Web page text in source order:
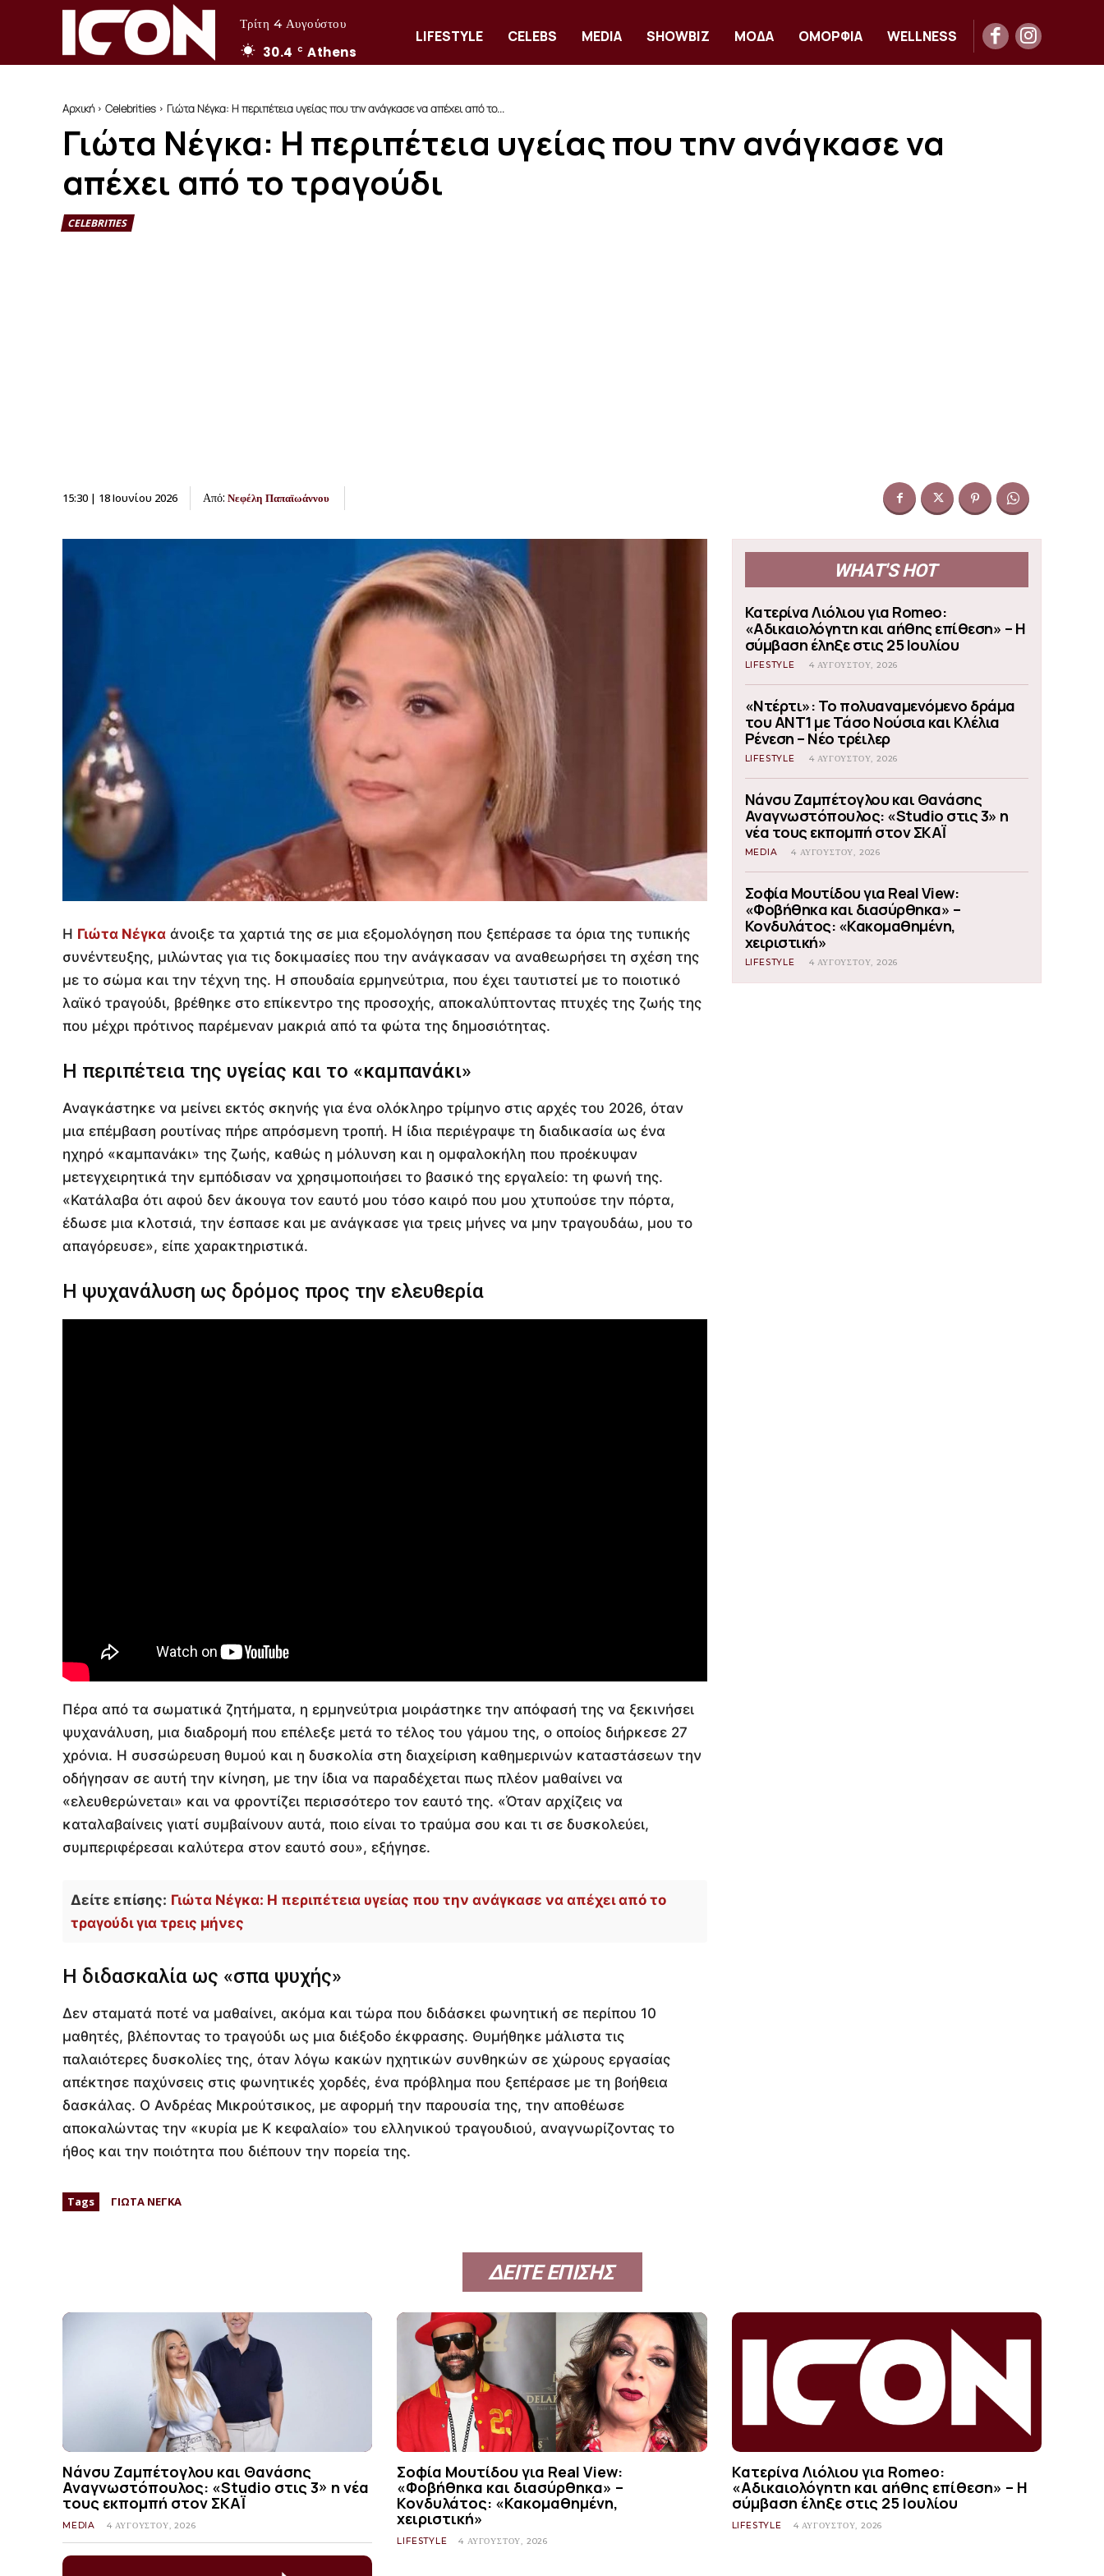
Τρίτη 4 Αυγούστου
30.4 C Athens
LIFESTYLE CELEBS MEDIA SHOWBIZ ΜΟΔΑ ΟΜΟΡΦΙΑ WELLNESS
Αρχική Celebrities Γιώτα Νέγκα: Η περιπέτεια υγείας που την ανάγκασε να απέχει από το...
Γιώτα Νέγκα: Η περιπέτεια υγείας που την ανάγκασε να
απέχει από το τραγούδι
CELEBRITIES
15:30 | 18 Ιουνίου 2026 Από: Νεφέλη Παπαϊωάννου
Η Γιώτα Νέγκα άνοιξε τα χαρτιά της σε μια εξομολόγηση που ξεπέρασε τα όρια της τυπικής
συνέντευξης, μιλώντας για τις δοκιμασίες που την ανάγκασαν να αναθεωρήσει τη σχέση της
με το σώμα και την τέχνη της. Η σπουδαία ερμηνεύτρια, που έχει ταυτιστεί με το ποιοτικό
λαϊκό τραγούδι, βρέθηκε στο επίκεντρο της προσοχής, αποκαλύπτοντας πτυχές της ζωής της
που μέχρι πρότινος παρέμεναν μακριά από τα φώτα της δημοσιότητας.
Η περιπέτεια της υγείας και το «καμπανάκι»
Αναγκάστηκε να μείνει εκτός σκηνής για ένα ολόκληρο τρίμηνο στις αρχές του 2026, όταν
μια επέμβαση ρουτίνας πήρε απρόσμενη τροπή. Η ίδια περιέγραψε τη διαδικασία ως ένα
ηχηρό «καμπανάκι» της ζωής, καθώς η μόλυνση και η ομφαλοκήλη που προέκυψαν
μετεγχειρητικά την εμπόδισαν να χρησιμοποιήσει το βασικό της εργαλείο: τη φωνή της.
«Κατάλαβα ότι αφού δεν άκουγα τον εαυτό μου τόσο καιρό που μου χτυπούσε την πόρτα,
έδωσε μια κλοτσιά, την έσπασε και με ανάγκασε για τρεις μήνες να μην τραγουδάω, μου το
απαγόρευσε», είπε χαρακτηριστικά.
Η ψυχανάλυση ως δρόμος προς την ελευθερία
Πέρα από τα σωματικά ζητήματα, η ερμηνεύτρια μοιράστηκε την απόφασή της να ξεκινήσει
ψυχανάλυση, μια διαδρομή που επέλεξε μετά το τέλος του γάμου της, ο οποίος διήρκεσε 27
χρόνια. Η συσσώρευση θυμού και η δυσκολία στη διαχείριση καθημερινών καταστάσεων την
οδήγησαν σε αυτή την κίνηση, με την ίδια να παραδέχεται πως πλέον μαθαίνει να
«ελευθερώνεται» και να φροντίζει περισσότερο τον εαυτό της. «Όταν αρχίζεις να
καταλαβαίνεις γιατί συμβαίνουν αυτά, ποιο είναι το τραύμα σου και τι σε δυσκολεύει,
συμπεριφέρεσαι καλύτερα στον εαυτό σου», εξήγησε.
Δείτε επίσης: Γιώτα Νέγκα: Η περιπέτεια υγείας που την ανάγκασε να απέχει από το
τραγούδι για τρεις μήνες
Η διδασκαλία ως «σπα ψυχής»
Δεν σταματά ποτέ να μαθαίνει, ακόμα και τώρα που διδάσκει φωνητική σε περίπου 10
μαθητές, βλέποντας το τραγούδι ως μια διέξοδο έκφρασης. Θυμήθηκε μάλιστα τις
παλαιότερες δυσκολίες της, όταν λόγω κακών ηχητικών συνθηκών σε χώρους εργασίας
απέκτησε παχύνσεις στις φωνητικές χορδές, ένα πρόβλημα που ξεπέρασε με τη βοήθεια
δασκάλας. Ο Ανδρέας Μικρούτσικος, με αφορμή την παρουσία της, την αποθέωσε
αποκαλώντας την «κυρία με Κ κεφαλαίο» του ελληνικού τραγουδιού, αναγνωρίζοντας το
ήθος και την ποιότητα που διέπουν την πορεία της.
Tags ΓΙΩΤΑ ΝΕΓΚΑ
WHAT'S HOT
Κατερίνα Λιόλιου για Romeo:
«Αδικαιολόγητη και αήθης επίθεση» – Η
σύμβαση έληξε στις 25 Ιουλίου
LIFESTYLE 4 ΑΥΓΟΎΣΤΟΥ, 2026
«Ντέρτι»: Το πολυαναμενόμενο δράμα
του ΑΝΤ1 με Τάσο Νούσια και Κλέλια
Ρένεση – Νέο τρέιλερ
LIFESTYLE 4 ΑΥΓΟΎΣΤΟΥ, 2026
Νάνσυ Ζαμπέτογλου και Θανάσης
Αναγνωστόπουλος: «Studio στις 3» η
νέα τους εκπομπή στον ΣΚΑΪ
MEDIA 4 ΑΥΓΟΎΣΤΟΥ, 2026
Σοφία Μουτίδου για Real View:
«Φοβήθηκα και διασύρθηκα» –
Κονδυλάτος: «Κακομαθημένη,
χειριστική»
LIFESTYLE 4 ΑΥΓΟΎΣΤΟΥ, 2026
ΔΕΙΤΕ ΕΠΙΣΗΣ
Νάνσυ Ζαμπέτογλου και Θανάσης
Αναγνωστόπουλος: «Studio στις 3» η νέα
τους εκπομπή στον ΣΚΑΪ
MEDIA 4 ΑΥΓΟΎΣΤΟΥ, 2026
Σοφία Μουτίδου για Real View:
«Φοβήθηκα και διασύρθηκα» –
Κονδυλάτος: «Κακομαθημένη,
χειριστική»
LIFESTYLE 4 ΑΥΓΟΎΣΤΟΥ, 2026
Κατερίνα Λιόλιου για Romeo:
«Αδικαιολόγητη και αήθης επίθεση» – Η
σύμβαση έληξε στις 25 Ιουλίου
LIFESTYLE 4 ΑΥΓΟΎΣΤΟΥ, 2026